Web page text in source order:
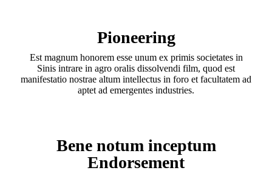
Pioneering
Est magnum honorem esse unum ex primis societates in
Sinis intrare in agro oralis dissolvendi film, quod est
manifestatio nostrae altum intellectus in foro et facultatem ad
aptet ad emergentes industries.
Bene notum inceptum
Endorsement